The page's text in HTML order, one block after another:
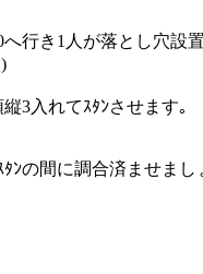
行き1人が落とし穴設
3入れてｽﾀﾝさせます｡
ﾝの間に調合済ませまし